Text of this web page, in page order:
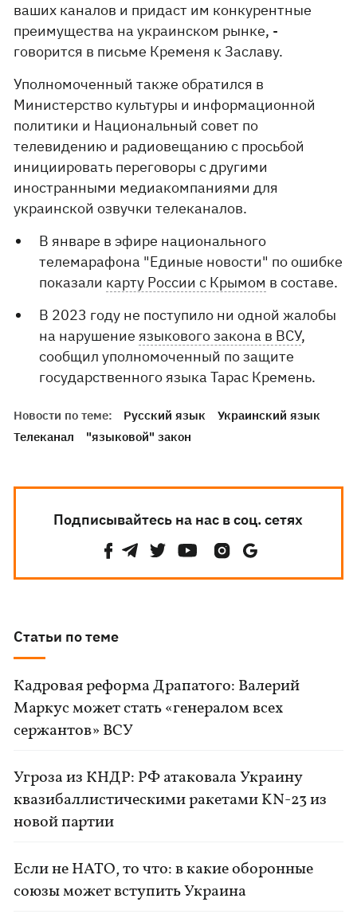
ваших каналов и придаст им конкурентные
преимущества на украинском рынке, -
говорится в письме Кременя к Заславу.
Уполномоченный также обратился в
Министерство культуры и информационной
политики и Национальный совет по
телевидению и радиовещанию с просьбой
инициировать переговоры с другими
иностранными медиакомпаниями для
украинской озвучки телеканалов.
В январе в эфире национального
телемарафона "Единые новости" по ошибке
показали карту России с Крымом в составе.
В 2023 году не поступило ни одной жалобы
на нарушениеязыкового закона в ВСУ,
сообщил уполномоченный по защите
государственного языка Тарас Кремень.
Новости по теме: Русский язык
Украинский язык
Телеканал
"языковой" закон
Подписывайтесь на нас в соц. сетях
Статьи по теме
Кадровая реформа Драпатого: Валерий
Маркус может стать «генералом всех
сержантов» ВСУ
Угроза из КНДР: РФ атаковала Украину
квазибаллистическими ракетами KN-23 из
новой партии
Если не НАТО, то что: в какие оборонные
союзы может вступить Украина